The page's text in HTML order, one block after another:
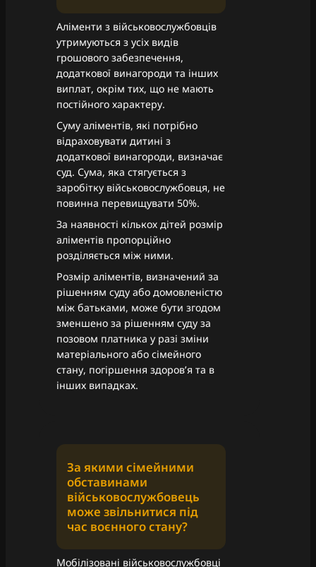
Аліменти з військовослужбовців
утримуються з усіх видів
грошового забезпечення,
додаткової винагороди та інших
виплат, окрім тих, що не мають
постійного характеру.
Суму аліментів, які потрібно
відраховувати дитині з
додаткової винагороди, визначає
суд. Сума, яка стягується з
заробітку військовослужбовця, не
повинна перевищувати 50%.
За наявності кількох дітей розмір
аліментів пропорційно
розділяється між ними.
Розмір аліментів, визначений за
рішенням суду або домовленістю
між батьками, може бути згодом
зменшено за рішенням суду за
позовом платника у разі зміни
матеріального або сімейного
стану, погіршення здоров’я та в
інших випадках.
За якими сімейними
обставинами
військовослужбовець
може звільнитися під
час воєнного стану?
Мобілізовані військовослужбовці